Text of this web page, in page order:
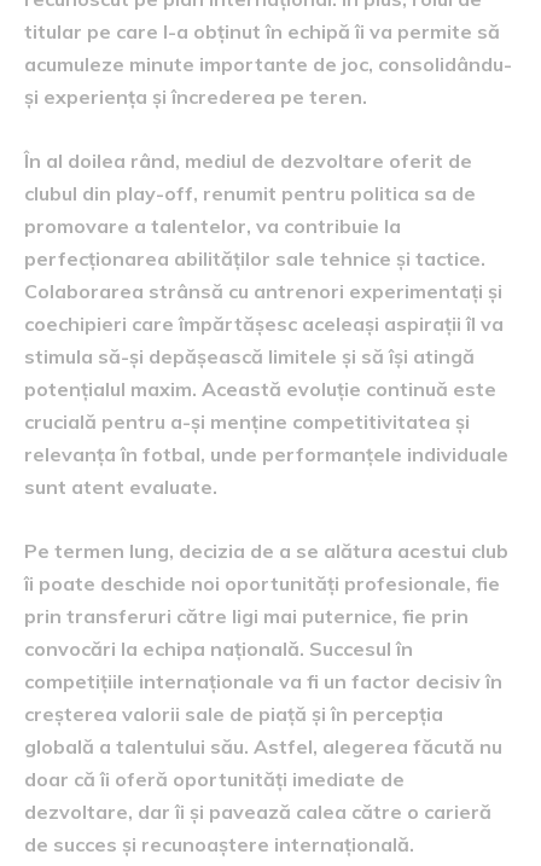
titular pe care l-a obținut în echipă îi va permite să
acumuleze minute importante de joc, consolidându-
și experiența și încrederea pe teren.
În al doilea rând, mediul de dezvoltare oferit de
clubul din play-off, renumit pentru politica sa de
promovare a talentelor, va contribuie la
perfecționarea abilităților sale tehnice și tactice.
Colaborarea strânsă cu antrenori experimentați și
coechipieri care împărtășesc aceleași aspirații îl va
stimula să-și depășească limitele și să își atingă
potențialul maxim. Această evoluție continuă este
crucială pentru a-și menține competitivitatea și
relevanța în fotbal, unde performanțele individuale
sunt atent evaluate.
Pe termen lung, decizia de a se alătura acestui club
îi poate deschide noi oportunități profesionale, fie
prin transferuri către ligi mai puternice, fie prin
convocări la echipa națională. Succesul în
competițiile internaționale va fi un factor decisiv în
creșterea valorii sale de piață și în percepția
globală a talentului său. Astfel, alegerea făcută nu
doar că îi oferă oportunități imediate de
dezvoltare, dar îi și pavează calea către o carieră
de succes și recunoaștere internațională.